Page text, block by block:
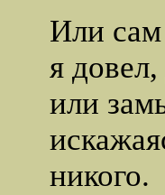
Или сам
я
или
никого.